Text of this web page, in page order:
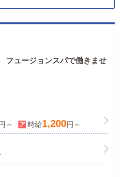
ュージョンスパで働きませ
～ 時給1,200円～